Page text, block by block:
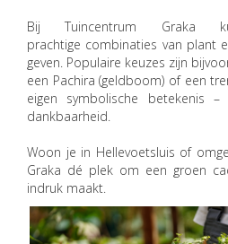
Bij Tuincentrum
prachtige combinaties van plant
geven. Populaire keuzes zijn
een Pachira (geldboom) of een
eigen symbolische betekenis
dankbaarheid.
Woon je in Hellevoetsluis of
Graka dé plek om een groen
indruk maakt.